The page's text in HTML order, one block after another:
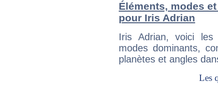
Éléments, modes
pour Iris Adrian
Iris Adrian, voici les
modes dominants,
planètes et angles